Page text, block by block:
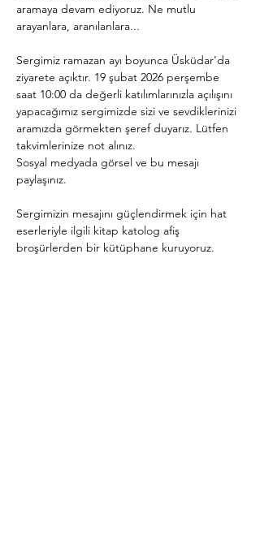
aramaya devam ediyoruz. Ne mutlu
arayanlara, aranılanlara...
Sergimiz ramazan ayı boyunca Üsküdar’da
ziyarete açıktır. 19 şubat 2026 perşembe
saat 10:00 da değerli katılımlarınızla açılışını
yapacağımız sergimizde sizi ve sevdiklerinizi
aramızda görmekten şeref duyarız. Lütfen
takvimlerinize not alınız.
Sosyal medyada görsel ve bu mesajı
paylaşınız.
Sergimizin mesajını güçlendirmek için hat
eserleriyle ilgili kitap katolog afiş
broşürlerden bir kütüphane kuruyoruz.